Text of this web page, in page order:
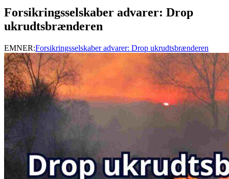
Forsikringsselskaber advarer: Drop
ukrudtsbrænderen
EMNER:Forsikringsselskaber advarer: Drop ukrudtsbrænderen